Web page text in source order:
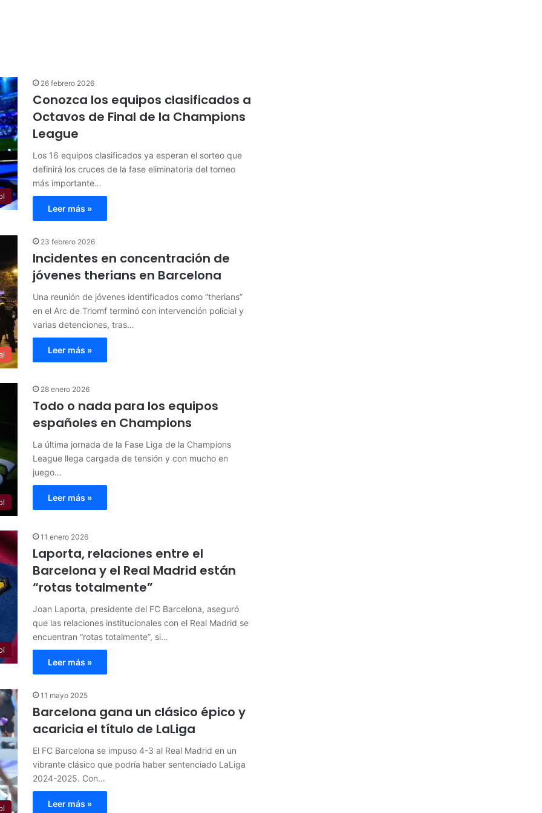
26 febrero 2026
Conozca los equipos clasificados a
Octavos de Final de la Champions
League
Los 16 equipos clasificados ya esperan el sorteo que
definirá los cruces de la fase eliminatoria del torneo
más importante…
Leer más »
23 febrero 2026
Incidentes en concentración de
jóvenes therians en Barcelona
Una reunión de jóvenes identificados como “therians”
en el Arc de Triomf terminó con intervención policial y
varias detenciones, tras…
Leer más »
28 enero 2026
Todo o nada para los equipos
españoles en Champions
La última jornada de la Fase Liga de la Champions
League llega cargada de tensión y con mucho en
juego…
Leer más »
11 enero 2026
Laporta, relaciones entre el
Barcelona y el Real Madrid están
“rotas totalmente”
Joan Laporta, presidente del FC Barcelona, aseguró
que las relaciones institucionales con el Real Madrid se
encuentran “rotas totalmente”, si…
Leer más »
11 mayo 2025
Barcelona gana un clásico épico y
acaricia el título de LaLiga
El FC Barcelona se impuso 4-3 al Real Madrid en un
vibrante clásico que podría haber sentenciado LaLiga
2024-2025. Con…
Leer más »